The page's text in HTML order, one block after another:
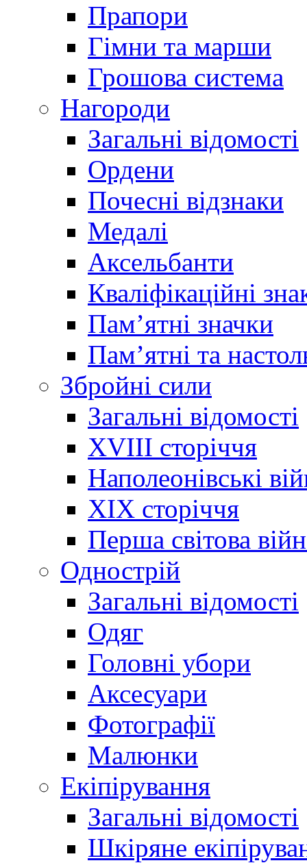
Прапори
Гімни та марши
Грошова система
Нагороди
Загальні відомості
Ордени
Почесні відзнаки
Медалі
Аксельбанти
Кваліфікаційні
Памʼятні значки
Памʼятні та
Збройні сили
Загальні відомості
XVIII сторіччя
Наполеонівські
XIX сторіччя
Перша світова
Однострій
Загальні відомості
Одяг
Головні убори
Аксесуари
Фотографії
Малюнки
Екіпірування
Загальні відомості
Шкіряне